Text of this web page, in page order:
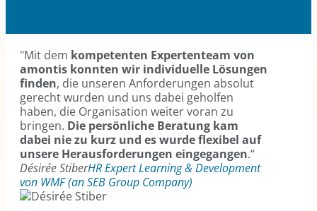
"Mit dem kompetenten Expertenteam von
amontis konnten wir individuelle Lösungen
finden, die unseren Anforderungen absolut
gerecht wurden und uns dabei geholfen
haben, die Organisation weiter voran zu
bringen. Die persönliche Beratung kam
dabei nie zu kurz und es wurde flexibel auf
unsere Herausforderungen eingegangen.“
Désirée StiberHR Expert Learning & Development
von WMF (an SEB Group Company)